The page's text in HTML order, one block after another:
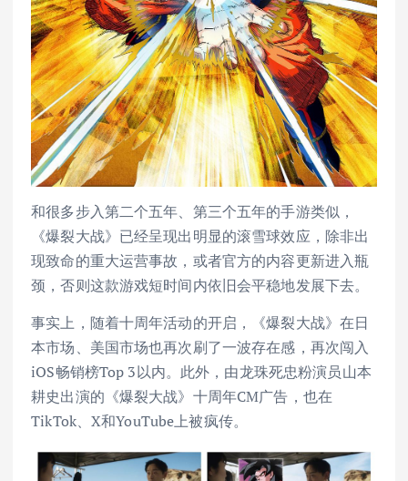
和很多步入第二个五年、第三个五年的手游类似，
《爆裂大战》已经呈现出明显的滚雪球效应，除非出
现致命的重大运营事故，或者官方的内容更新进入瓶
颈，否则这款游戏短时间内依旧会平稳地发展下去。
事实上，随着十周年活动的开启，《爆裂大战》在日
本市场、美国市场也再次刷了一波存在感，再次闯入
iOS畅销榜Top 3以内。此外，由龙珠死忠粉演员山本
耕史出演的《爆裂大战》十周年CM广告，也在
TikTok、X和YouTube上被疯传。